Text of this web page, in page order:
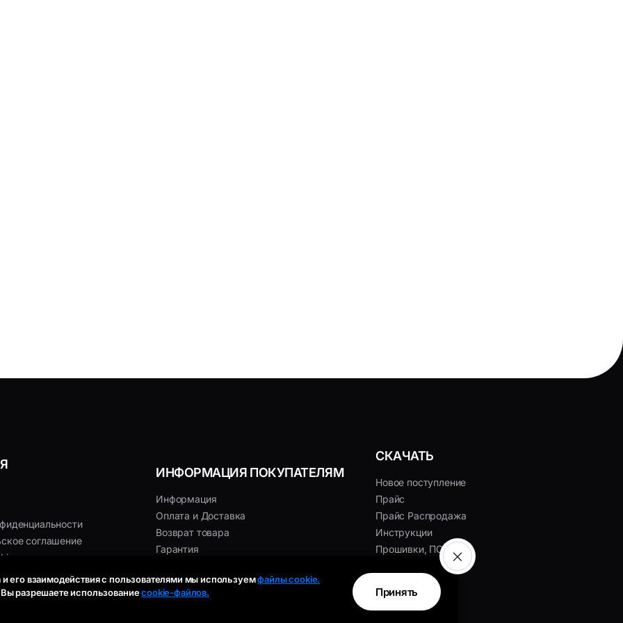
соглашение
ИНФОРМАЦИЯ ПОКУПАТЕЛЯМ
Информация
Оплата и Доставка
Возврат товара
Гарантия
СКАЧАТЬ
Новое поступление
Прайс
Прайс Распродажа
Инструкции
Прошивки, ПО
его взаимодействия с пользователями мы используемфайлы cookie.
разрешаете использованиеcookie-файлов. Принять